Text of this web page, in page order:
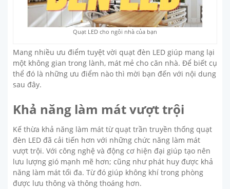
Quạt LED cho ngôi nhà của bạn
Mang nhiều ưu điểm tuyệt vời quạt đèn LED giúp mang lại
một không gian trong lành, mát mẻ cho căn nhà. Để biết cụ
thể đó là những ưu điểm nào thì mời bạn đến với nội dung
sau đây.
Khả năng làm mát vượt trội
Kế thừa khả năng làm mát từ quạt trần truyền thống quạt
đèn LED đã cải tiến hơn với những chức năng làm mát
vượt trội. Với công nghệ và động cơ hiện đại giúp tạo nên
lưu lượng gió mạnh mẽ hơn; cũng như phát huy được khả
năng làm mát tối đa. Từ đó giúp không khí trong phòng
được lưu thông và thông thoáng hơn.